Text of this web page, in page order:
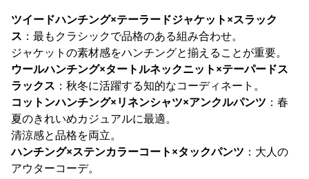
ツイードハンチング×テーラードジャケット×スラック
ス ：最もクラシックで品格のある組み合わせ。
ジャケットの素材感をハンチングと揃えることが重要。
ウールハンチング×タートルネックニット×テーパードス
ラックス ：秋冬に活躍する知的なコーディネート。
コットンハンチング×リネンシャツ×アンクルパンツ ：春
夏のきれいめカジュアルに最適。
清涼感と品格を両立。
ハンチング×ステンカラーコート×タックパンツ ：大人の
アウターコーデ。